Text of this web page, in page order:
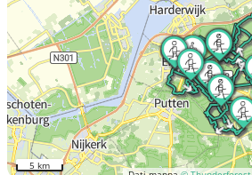
5 km